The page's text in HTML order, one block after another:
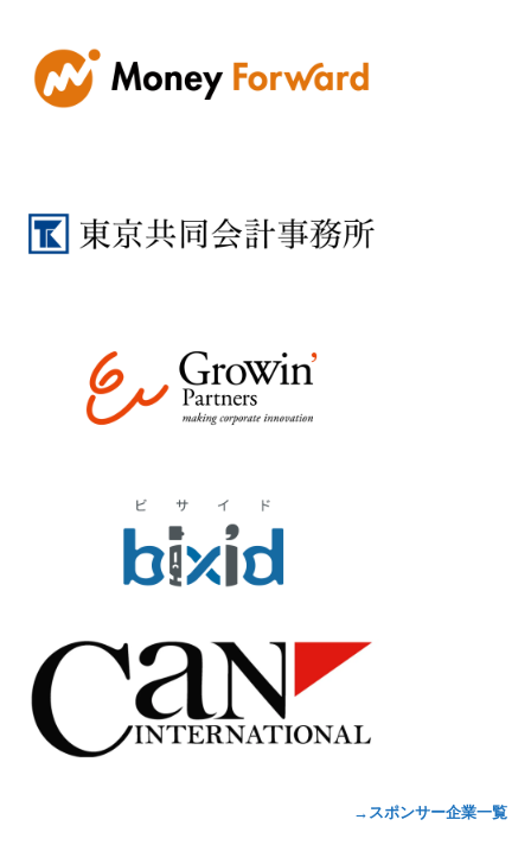
→スポンサー企業一覧